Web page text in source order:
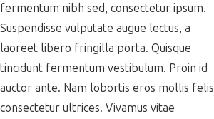
fermentum nibh sed, consectetur ipsum.
Suspendisse vulputate augue lectus, a
laoreet libero fringilla porta. Quisque
tincidunt fermentum vestibulum. Proin id
auctor ante. Nam lobortis eros mollis felis
consectetur ultrices. Vivamus vitae